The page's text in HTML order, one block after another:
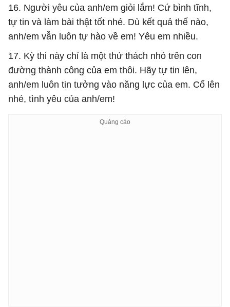
16. Người yêu của anh/em giỏi lắm! Cứ bình tĩnh,
tự tin và làm bài thật tốt nhé. Dù kết quả thế nào,
anh/em vẫn luôn tự hào về em! Yêu em nhiều.
17. Kỳ thi này chỉ là một thử thách nhỏ trên con
đường thành công của em thôi. Hãy tự tin lên,
anh/em luôn tin tưởng vào năng lực của em. Cố lên
nhé, tình yêu của anh/em!